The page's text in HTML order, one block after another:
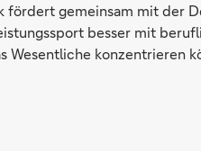
fördert gemeinsam mit der
besser mit
Wesentliche konzentrieren